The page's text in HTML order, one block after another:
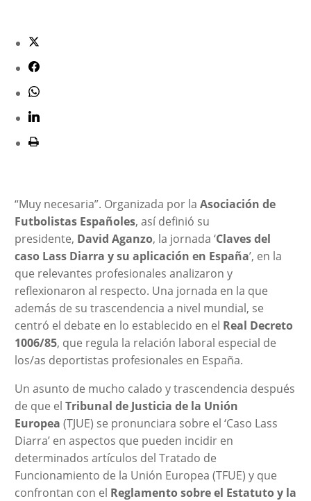
“Muy necesaria”. Organizada por la Asociación de
Futbolistas Españoles, así definió su
presidente, David Aganzo, la jornada ‘Claves del
caso Lass Diarra y su aplicación en España’, en la
que relevantes profesionales analizaron y
reflexionaron al respecto. Una jornada en la que
además de su trascendencia a nivel mundial, se
centró el debate en lo establecido en el Real Decreto
1006/85, que regula la relación laboral especial de
los/as deportistas profesionales en España.
Un asunto de mucho calado y trascendencia después
de que el Tribunal de Justicia de la Unión
Europea (TJUE) se pronunciara sobre el ‘Caso Lass
Diarra’ en aspectos que pueden incidir en
determinados artículos del Tratado de
Funcionamiento de la Unión Europea (TFUE) y que
confrontan con el Reglamento sobre el Estatuto y la